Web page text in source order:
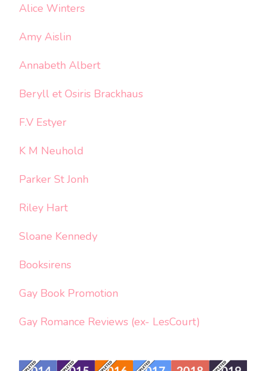
Alice Winters
Amy Aislin
Annabeth Albert
Beryll et Osiris Brackhaus
F.V Estyer
K M Neuhold
Parker St Jonh
Riley Hart
Sloane Kennedy
Booksirens
Gay Book Promotion
Gay Romance Reviews (ex- LesCourt)